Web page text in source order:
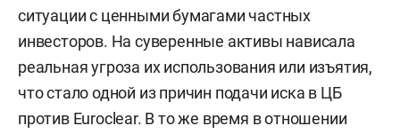
ситуации с ценными бумагами частных
инвесторов. На суверенные активы нависала
реальная угроза их использования или изъятия,
что стало одной из причин подачи иска в ЦБ
против Euroclear. В то же время в отношении